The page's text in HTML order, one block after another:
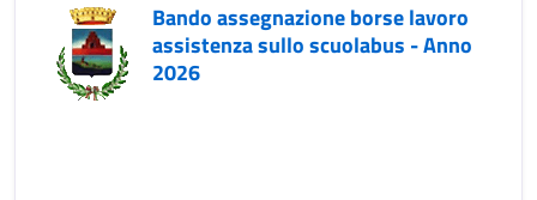
Bando assegnazione borse lavoro
assistenza sullo scuolabus - Anno
2026